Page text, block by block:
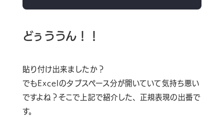
どぅううん！！
貼り付け出来ましたか？
でもExcelのタブスペース分が開いていて気持ち悪い
ですよね？そこで上記で紹介した、正規表現の出番で
す。